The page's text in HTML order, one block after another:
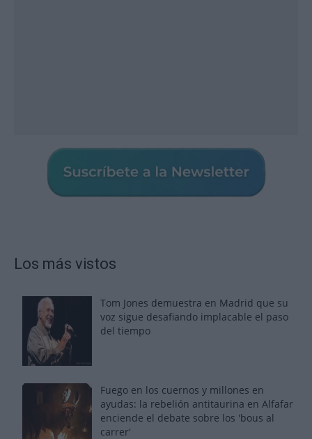
Los más vistos
Tom Jones demuestra en Madrid que su
voz sigue desafiando implacable el paso
del tiempo
Fuego en los cuernos y millones en
ayudas: la rebelión antitaurina en Alfafar
enciende el debate sobre los 'bous al
carrer'